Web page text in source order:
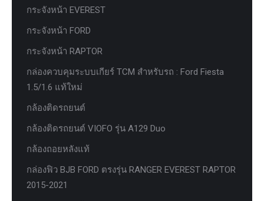
กระจังหน้า EVEREST
กระจังหน้า FORD
กระจังหน้า RAPTOR
กล่องควบคุมระบบเกียร์ TCM สำหรับรถ : Ford Fiesta
1.5/1.6 แท้ใหม่
กล้องติดรถยนต์
กล้องติดรถยนต์ VIOFO รุ่น A129 Duo
กล้องถอยหลังแท้
กล่องฟิว BJB FORD ตรงรุ่น RANGER EVEREST RAPTOR
2015-2021